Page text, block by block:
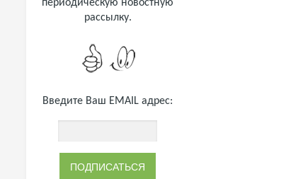
периодическую новостную
рассылку.
Введите Ваш EMAIL адрес: